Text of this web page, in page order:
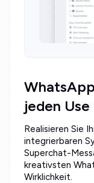
jeden Use
Realisieren Sie
integrierbaren
Superchat-
kreativsten
Wirklichkeit.